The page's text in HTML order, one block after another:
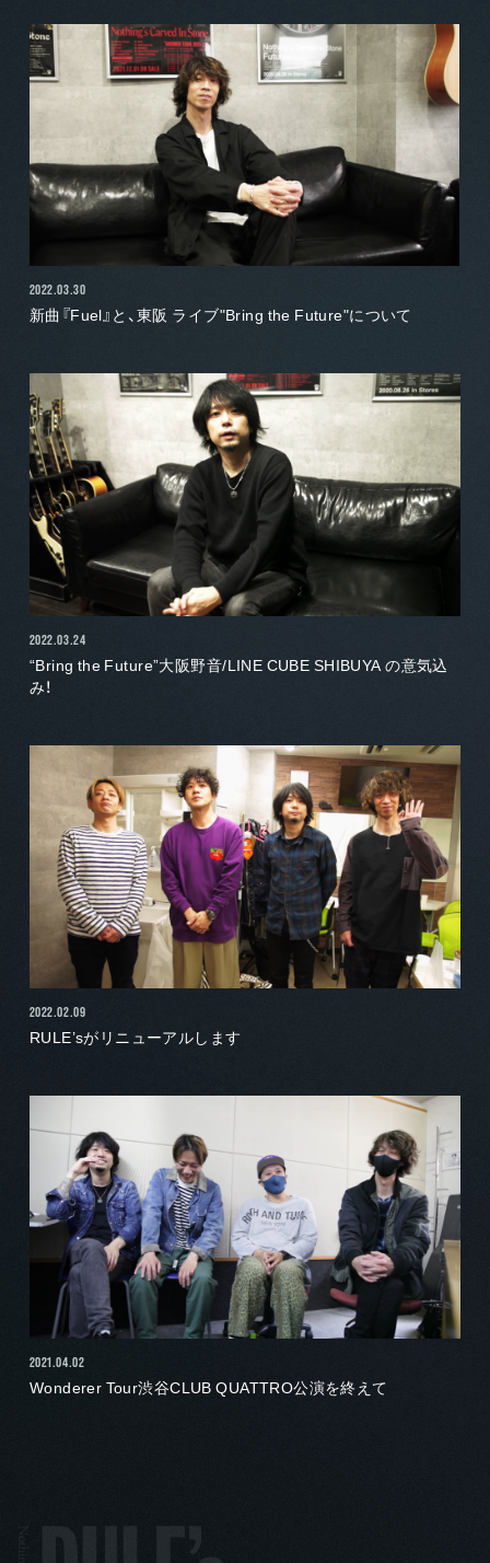
2022.03.30
新曲『Fuel』と、東阪 ライブ"Bring the Future"について
2022.03.24
“Bring the Future”大阪野音/LINE CUBE SHIBUYA の意気込
み！
2022.02.09
RULE’sがリニューアルします
2021.04.02
Wonderer Tour渋谷CLUB QUATTRO公演を終えて